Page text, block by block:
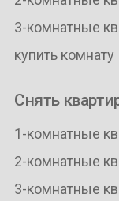
3-комнатные
купить комнату
Снять
1-комнатные
2-комнатные
3-комнатные